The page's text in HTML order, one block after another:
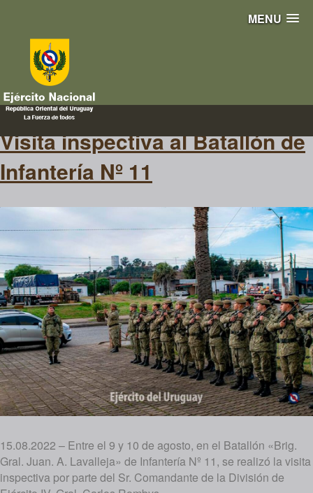
MENU
armadeArtillerìa
Visita inspectiva al Batallón de
Infantería Nº 11
15.08.2022 – Entre el 9 y 10 de agosto, en el Batallón «Brig.
Gral. Juan. A. Lavalleja» de Infantería Nº 11, se realizó la visita
inspectiva por parte del Sr. Comandante de la División de